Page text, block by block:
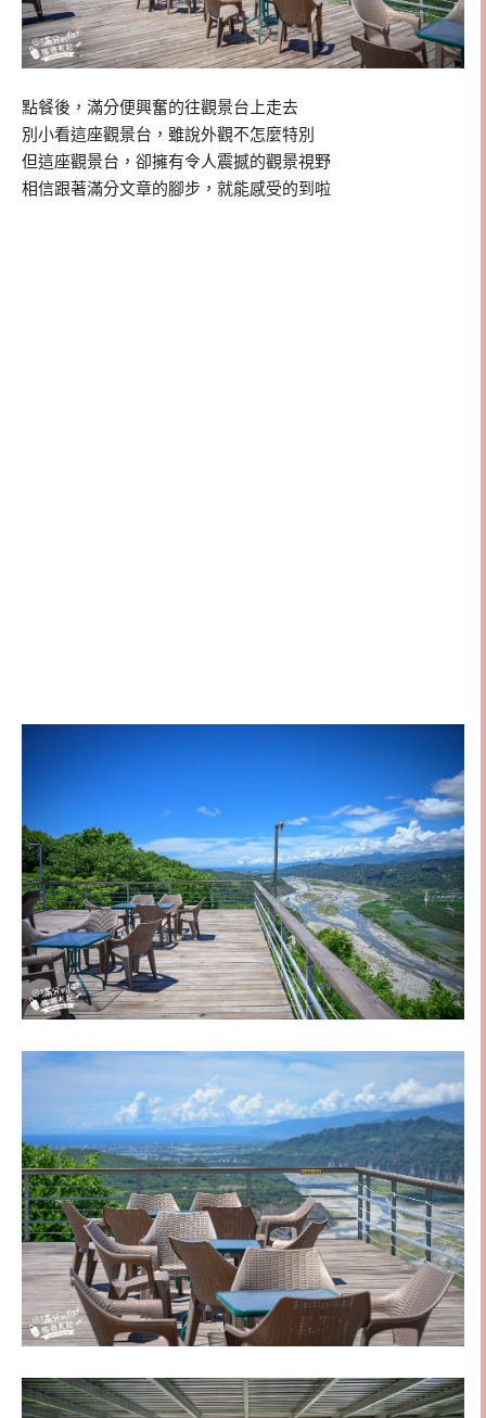
點餐後，滿分便興奮的往觀景台上走去
別小看這座觀景台，雖說外觀不怎麼特別
但這座觀景台，卻擁有令人震撼的觀景視野
相信跟著滿分文章的腳步，就能感受的到啦